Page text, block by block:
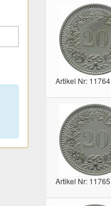
Artikel Nr: 11764
Artikel Nr: 11765